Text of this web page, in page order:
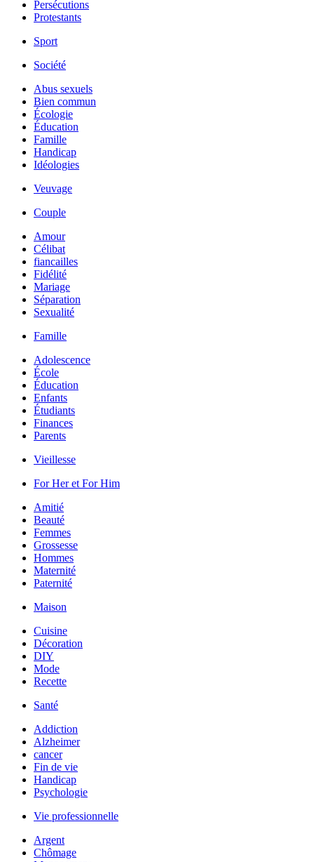
Persécutions
Protestants
Sport
Société
Abus sexuels
Bien commun
Écologie
Éducation
Famille
Handicap
Idéologies
Veuvage
Couple
Amour
Célibat
fiancailles
Fidélité
Mariage
Séparation
Sexualité
Famille
Adolescence
École
Éducation
Enfants
Étudiants
Finances
Parents
Vieillesse
For Her et For Him
Amitié
Beauté
Femmes
Grossesse
Hommes
Maternité
Paternité
Maison
Cuisine
Décoration
DIY
Mode
Recette
Santé
Addiction
Alzheimer
cancer
Fin de vie
Handicap
Psychologie
Vie professionnelle
Argent
Chômage